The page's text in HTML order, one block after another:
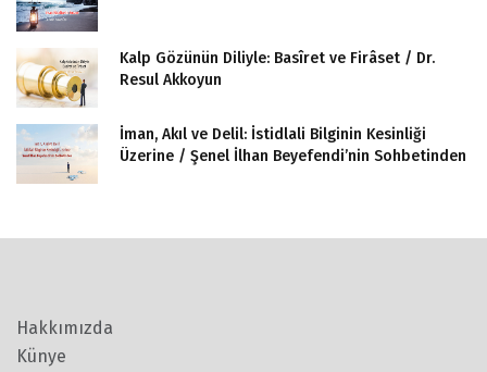
Kalp Gözünün Diliyle: Basîret ve Firâset / Dr.
Resul Akkoyun
İman, Akıl ve Delil: İstidlali Bilginin Kesinliği
Üzerine / Şenel İlhan Beyefendi’nin Sohbetinden
Hakkımızda
Künye